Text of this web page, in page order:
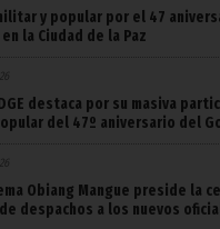
y popular por el 47
la Ciudad de la Paz
destaca por su masiva
del 47º aniversario del
Obiang Mangue preside la
despachos a los nuevos